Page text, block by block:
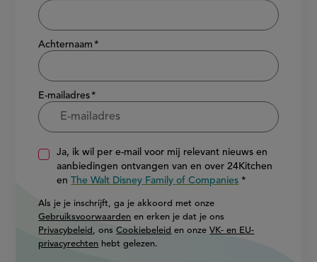
Achternaam
E-mailadres
Ja, ik wil per e-mail voor mij relevant nieuws en
aanbiedingen ontvangen van en over 24Kitchen
enThe Walt Disney Family of Companies
Als je je inschrijft, ga je akkoord met onze
Gebruiksvoorwaarden en erken je dat je ons
Privacybeleid , onsCookiebeleid en onzeVK- en EU-
privacyrechten hebt gelezen.